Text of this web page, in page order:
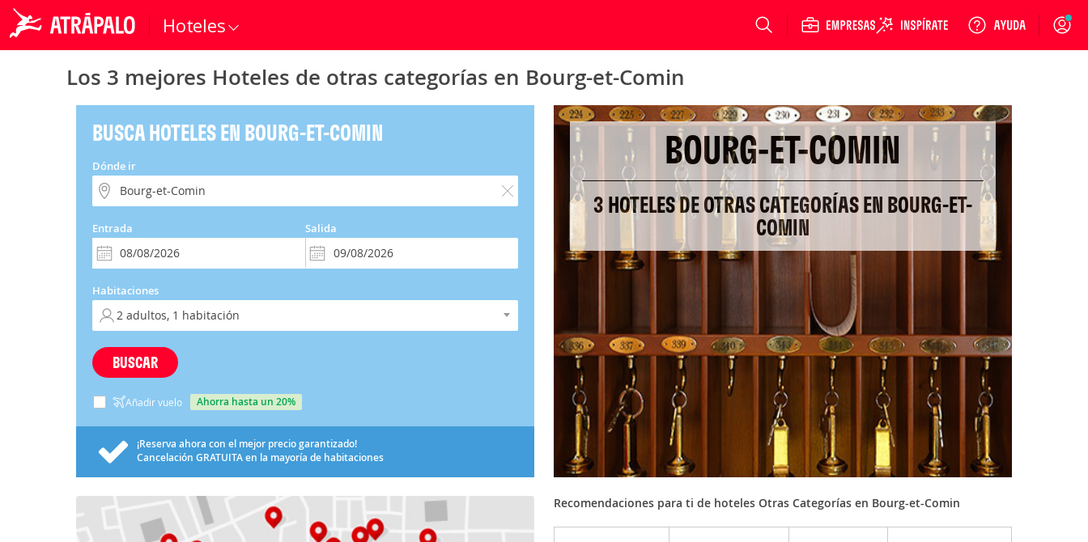
Hoteles Login
Los 3 mejores Hoteles de otras categorías en Bourg-et-Comin
BUSCA HOTELES EN BOURG-ET-COMIN
Dónde ir
Entrada Salida
Habitaciones
BUSCAR
Añadir vuelo ahorra hasta un 20%
¡Reserva ahora con el mejor precio garantizado!
Cancelación GRATUITAen la mayoría de habitaciones
BOURG-ET-COMIN
3 HOTELES DE OTRAS CATEGORÍAS EN BOURG-ET-
COMIN
Recomendaciones para ti de hoteles Otras Categorías en Bourg-et-Comin